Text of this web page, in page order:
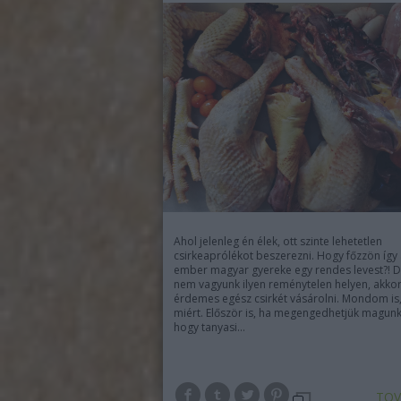
Ahol jelenleg én élek, ott szinte lehetetlen
csirkeaprólékot beszerezni. Hogy főzzön így
ember magyar gyereke egy rendes levest?!
nem vagyunk ilyen reménytelen helyen,
érdemes egész csirkét vásárolni. Mondom
miért. Először is, ha megengedhetjük
hogy tanyasi…